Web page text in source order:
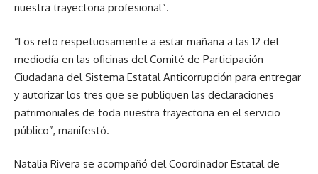
nuestra trayectoria profesional”.
“Los reto respetuosamente a estar mañana a las 12 del
mediodía en las oficinas del Comité de Participación
Ciudadana del Sistema Estatal Anticorrupción para entregar
y autorizar los tres que se publiquen las declaraciones
patrimoniales de toda nuestra trayectoria en el servicio
público”, manifestó.
Natalia Rivera se acompañó del Coordinador Estatal de